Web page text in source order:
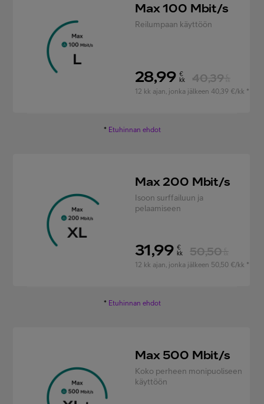
Max 100 Mbit/s
Reilumpaan käyttöön
28,99 €
kk
40,39
12 kk ajan, jonka jälkeen 40,39 €/kk *
* Etuhinnan ehdot
Max 200 Mbit/s
Isoon surffailuun ja
pelaamiseen
31,99 €
kk
50,50
12 kk ajan, jonka jälkeen 50,50 €/kk *
* Etuhinnan ehdot
Max 500 Mbit/s
Koko perheen monipuoliseen
käyttöön